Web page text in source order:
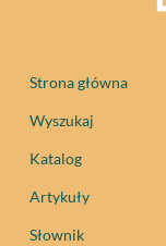
Strona główna
Wyszukaj
Katalog
Artykuły
Słownik